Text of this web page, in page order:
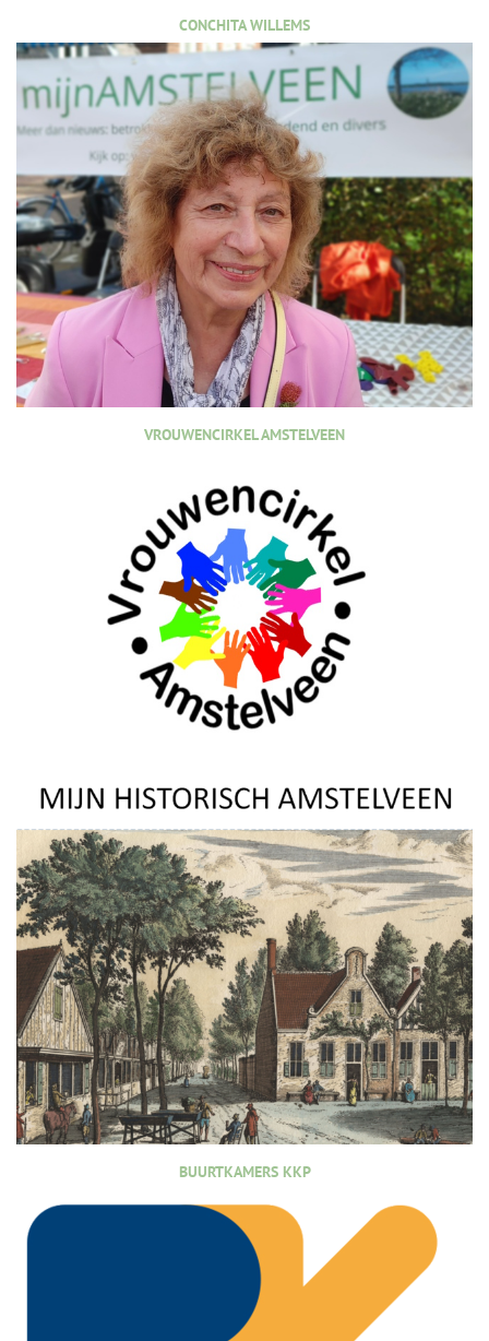
CONCHITA WILLEMS
VROUWENCIRKEL AMSTELVEEN
BUURTKAMERS KKP